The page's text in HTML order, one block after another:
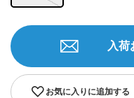
お気に入りに追加する
入荷